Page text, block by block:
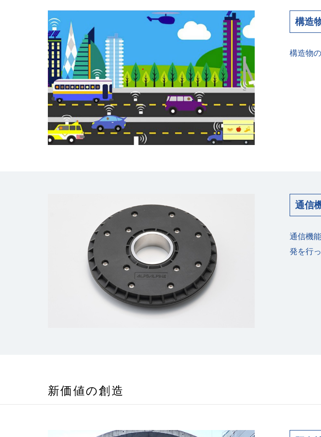
構造
構造物
通信
通信機
発を⾏
新価値の創造